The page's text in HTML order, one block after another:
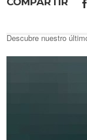
Descubre nuestro